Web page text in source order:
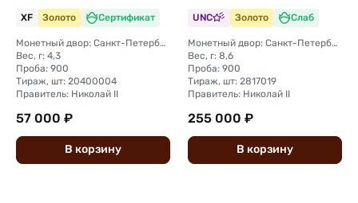
XF Золото Сертификат
Монетный двор: Санкт-Петербургский монетный двор
Вес, г: 4,3
Проба: 900
Тираж, шт: 20400004
Правитель: Николай II
57 000 ₽
В корзину
UNC Золото Слаб
Монетный двор: Санкт-Петербургский монетный двор
Вес, г: 8,6
Проба: 900
Тираж, шт: 2817019
Правитель: Николай II
255 000 ₽
В корзину